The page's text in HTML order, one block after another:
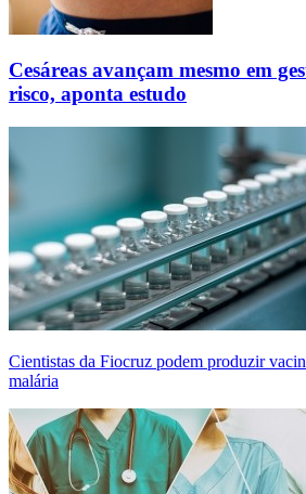
Cesáreas avançam mesmo em
risco, aponta estudo
Cientistas da Fiocruz podem produzir
malária